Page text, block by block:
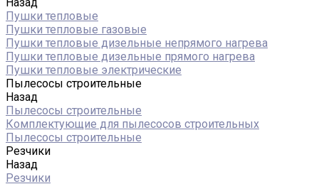
Пушки тепловые
Пушки тепловые газовые
Пушки тепловые дизельные непрямого нагрева
Пушки тепловые дизельные прямого нагрева
Пушки тепловые электрические
Пылесосы строительные
Назад
Пылесосы строительные
Комплектующие для пылесосов строительных
Пылесосы строительные
Резчики
Назад
Резчики